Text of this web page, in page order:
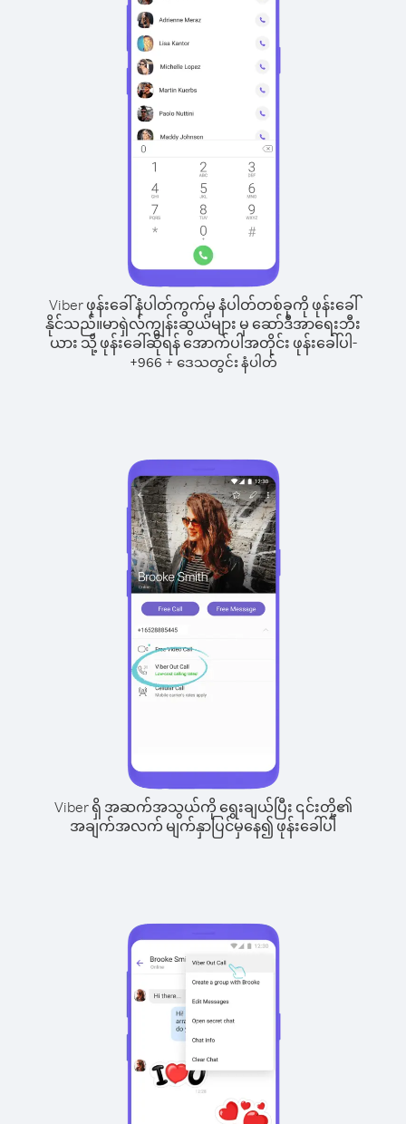
Viber ဖုန်းခေါ်နံပါတ်ကွက်မှ နံပါတ်တစ်ခုကို ဖုန်းခေါ်
နိုင်သည်။မာရှဲလ်ကျွန်းဆွယ်များ မှ ဆော်ဒီအာရေးဘီး
ယား သို့ ဖုန်းခေါ်ဆိုရန် အောက်ပါအတိုင်း ဖုန်းခေါ်ပါ-
+966 + ဒေသတွင်း နံပါတ်
Viber ရှိ အဆက်အသွယ်ကို ရွေးချယ်ပြီး ၎င်းတို့၏
အချက်အလက် မျက်နှာပြင်မှနေ၍ ဖုန်းခေါ်ပါ